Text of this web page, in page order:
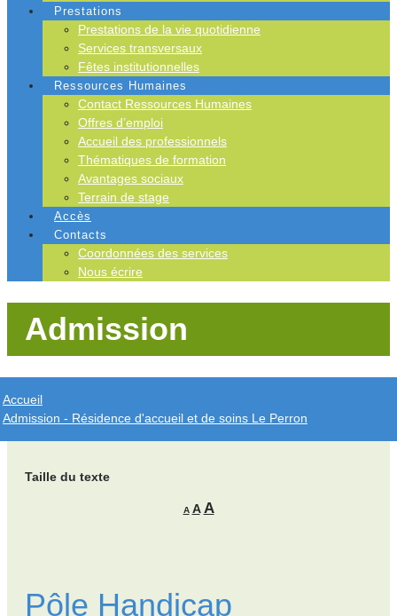
Prestations
Prestations de la vie quotidienne
Services transversaux
Fêtes institutionnelles
Ressources Humaines
Contact Ressources Humaines
Offres d’emploi
Accueil des professionnels
Thématiques de formation
Avantages sociaux
Terrain de stage
Accès
Contacts
Coordonnées des services
Nous écrire
Admission
Accueil
Admission - Résidence d'accueil et de soins Le Perron
Taille du texte
A A A
Pôle Handicap